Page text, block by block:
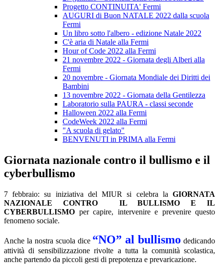
Progetto CONTINUITA' Fermi
AUGURI di Buon NATALE 2022 dalla scuola
Fermi
Un libro sotto l'albero - edizione Natale 2022
C'è aria di Natale alla Fermi
Hour of Code 2022 alla Fermi
21 novembre 2022 - Giornata degli Alberi alla
Fermi
20 novembre - Giornata Mondiale dei Diritti dei
Bambini
13 novembre 2022 - Giornata della Gentilezza
Laboratorio sulla PAURA - classi seconde
Halloween 2022 alla Fermi
CodeWeek 2022 alla Fermi
"A scuola di gelato"
BENVENUTI in PRIMA alla Fermi
Giornata nazionale contro il bullismo e il
cyberbullismo
7 febbraio: su iniziativa del MIUR si celebra la GIORNATA
NAZIONALE CONTRO IL BULLISMO E IL
CYBERBULLISMO per capire, intervenire e prevenire questo
fenomeno sociale.
Anche la nostra scuola dice “NO” al bullismo dedicando
attività di sensibilizzazione rivolte a tutta la comunità scolastica,
anche partendo da piccoli gesti di prepotenza e prevaricazione.